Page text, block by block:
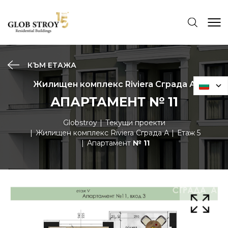
КЪМ ЕТАЖА
Жилищен комплекс Riviera Сграда А
АПАРТАМЕНТ № 11
Globstroy
Текущи проекти
Жилищен комплекс Riviera Сграда А
Етаж 5
Апартамент № 11